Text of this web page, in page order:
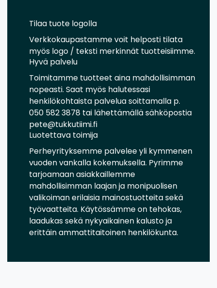
Tilaa tuote logolla
Verkkokaupastamme voit helposti tilata
myös logo / teksti merkinnät tuotteisiimme.
Hyvä palvelu
Toimitamme tuotteet aina mahdollisimman
nopeasti. Saat myös halutessasi
henkilökohtaista palvelua soittamalla p.
050 582 3878 tai lähettämällä sähköpostia
pete@tukkutiimi.fi
Luotettava toimija
Perheyrityksemme palvelee yli kymmenen
vuoden vankalla kokemuksella. Pyrimme
tarjoamaan asiakkaillemme
mahdollisimman laajan ja monipuolisen
valikoiman erilaisia mainostuotteita sekä
työvaatteita. Käytössämme on tehokas,
laadukas sekä nykyaikainen kalusto ja
erittäin ammattitaitoinen henkilökunta.